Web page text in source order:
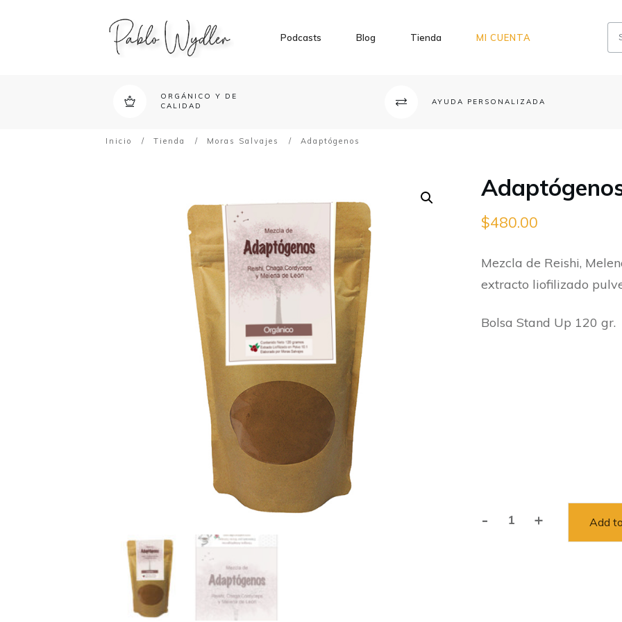
Podcasts Blog Tienda MI CUENTA
ORGÁNICO Y DE
CALIDAD
AYUDA PERSONALIZADA
Inicio / Tienda / Moras Salvajes / Adaptógenos
$480.00
Mezcla de Reishi,
extracto liofilizado
Bolsa Stand Up 120 gr.
-Adaptógenos
+ Add